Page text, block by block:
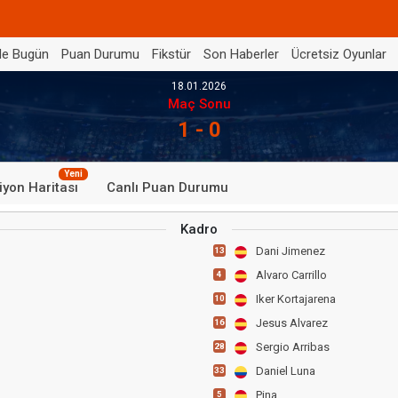
Bugün Puan Durumu Fikstür Son Haberler Ücretsiz Oyunlar
18.01.2026
Maç Sonu
1 - 0
Haritası
Yeni
Canlı Puan Durumu
Kadro
13 Dani Jimenez
4 Alvaro Carrillo
10 Iker Kortajarena
16 Jesus Alvarez
28 Sergio Arribas
33 Daniel Luna
5 Pina